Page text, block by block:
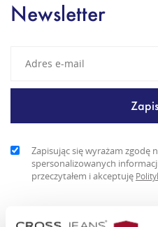
Newsletter
Zapisując się wyrażam zgodę
spersonalizowanych
przeczytałem i akceptuję
Jeansy boyfriend fit